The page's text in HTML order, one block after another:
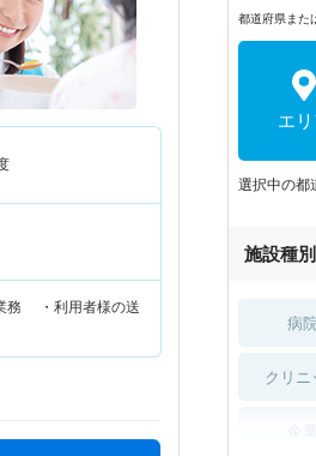
務 ・利用者様の送
都道府県また
エ
選択中の都
施設種別
病院
クリニ